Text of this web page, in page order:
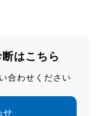
はこちら
合わせください
せ